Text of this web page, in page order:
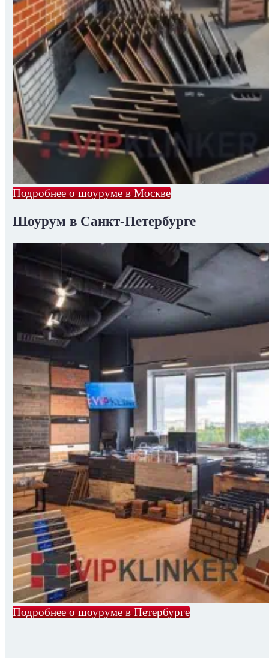
Подробнее о шоуруме в Москве
Шоурум в Санкт-Петербурге
Подробнее о шоуруме в Петербурге